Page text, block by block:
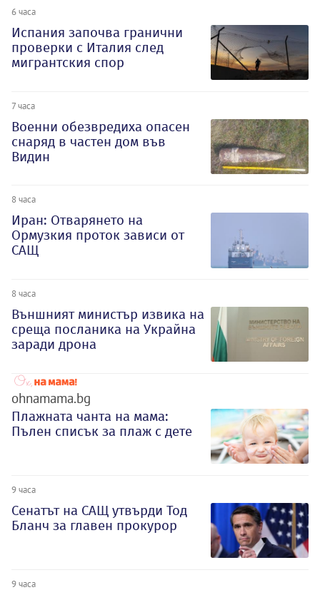
6 часа
Испания започва гранични
проверки с Италия след
мигрантския спор
7 часа
Военни обезвредиха опасен
снаряд в частен дом във
Видин
8 часа
Иран: Отварянето на
Ормузкия проток зависи от
САЩ
8 часа
Външният министър извика на
среща посланика на Украйна
заради дрона
ohnamama.bg
Плажната чанта на мама:
Пълен списък за плаж с дете
9 часа
Сенатът на САЩ утвърди Тод
Бланч за главен прокурор
9 часа